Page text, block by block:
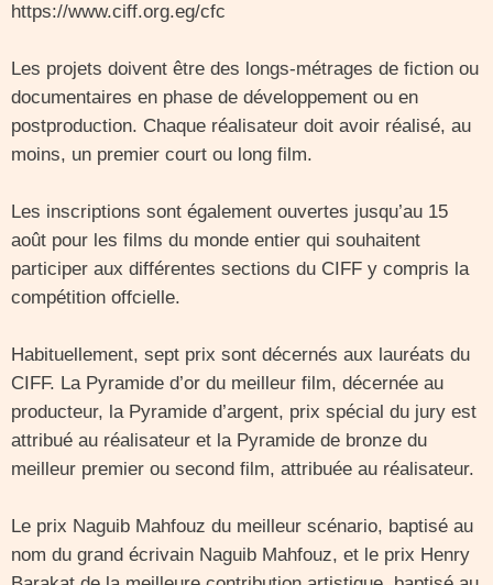
https://www.ciff.org.eg/cfc
Les projets doivent être des longs-métrages de fiction ou
documentaires en phase de développement ou en
postproduction. Chaque réalisateur doit avoir réalisé, au
moins, un premier court ou long film.
Les inscriptions sont également ouvertes jusqu’au 15
août pour les films du monde entier qui souhaitent
participer aux différentes sections du CIFF y compris la
compétition offcielle.
Habituellement, sept prix sont décernés aux lauréats du
CIFF. La Pyramide d’or du meilleur film, décernée au
producteur, la Pyramide d’argent, prix spécial du jury est
attribué au réalisateur et la Pyramide de bronze du
meilleur premier ou second film, attribuée au réalisateur.
Le prix Naguib Mahfouz du meilleur scénario, baptisé au
nom du grand écrivain Naguib Mahfouz, et le prix Henry